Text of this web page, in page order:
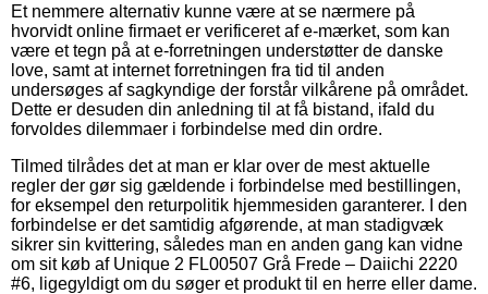
Et nemmere alternativ kunne være at se nærmere på
hvorvidt online firmaet er verificeret af e-mærket, som kan
være et tegn på at e-forretningen understøtter de danske
love, samt at internet forretningen fra tid til anden
undersøges af sagkyndige der forstår vilkårene på området.
Dette er desuden din anledning til at få bistand, ifald du
forvoldes dilemmaer i forbindelse med din ordre.
Tilmed tilrådes det at man er klar over de mest aktuelle
regler der gør sig gældende i forbindelse med bestillingen,
for eksempel den returpolitik hjemmesiden garanterer. I den
forbindelse er det samtidig afgørende, at man stadigvæk
sikrer sin kvittering, således man en anden gang kan vidne
om sit køb af Unique 2 FL00507 Grå Frede – Daiichi 2220
#6, ligegyldigt om du søger et produkt til en herre eller dame.